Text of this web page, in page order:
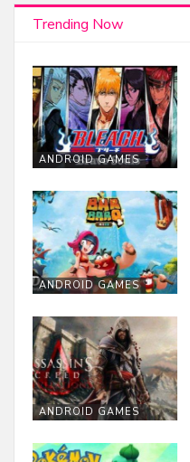
Trending Now
ANDROID GAMES
ANDROID GAMES
ANDROID GAMES